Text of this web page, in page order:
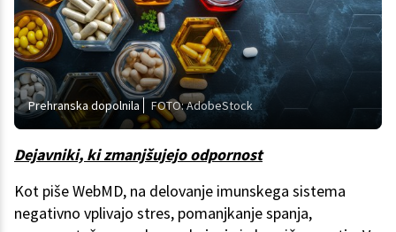
Prehranska dopolnila FOTO: AdobeStock
Dejavniki, ki zmanjšujejo odpornost
Kot piše WebMD, na delovanje imunskega sistema
negativno vplivajo stres, pomanjkanje spanja,